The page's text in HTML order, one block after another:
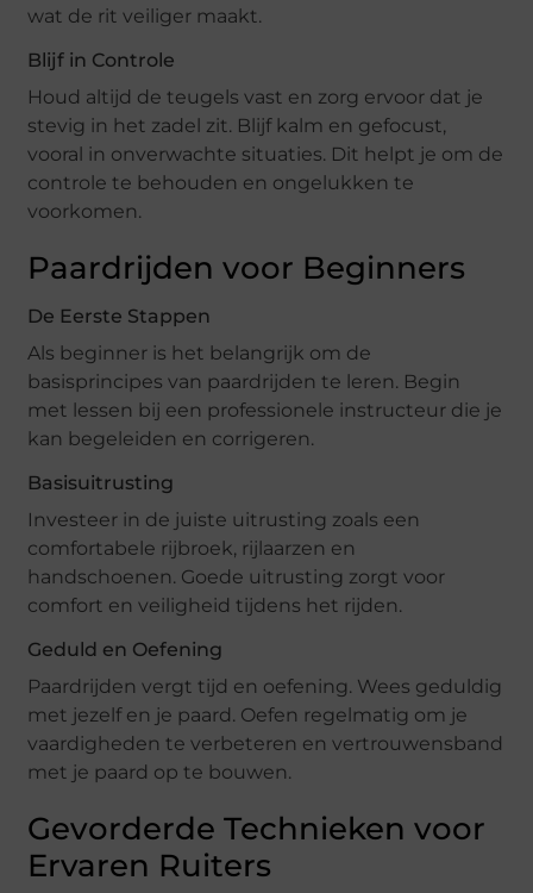
wat de rit veiliger maakt.
Blijf in Controle
Houd altijd de teugels vast en zorg ervoor dat je
stevig in het zadel zit. Blijf kalm en gefocust,
vooral in onverwachte situaties. Dit helpt je om de
controle te behouden en ongelukken te
voorkomen.
Paardrijden voor Beginners
De Eerste Stappen
Als beginner is het belangrijk om de
basisprincipes van paardrijden te leren. Begin
met lessen bij een professionele instructeur die je
kan begeleiden en corrigeren.
Basisuitrusting
Investeer in de juiste uitrusting zoals een
comfortabele rijbroek, rijlaarzen en
handschoenen. Goede uitrusting zorgt voor
comfort en veiligheid tijdens het rijden.
Geduld en Oefening
Paardrijden vergt tijd en oefening. Wees geduldig
met jezelf en je paard. Oefen regelmatig om je
vaardigheden te verbeteren en vertrouwensband
met je paard op te bouwen.
Gevorderde Technieken voor
Ervaren Ruiters